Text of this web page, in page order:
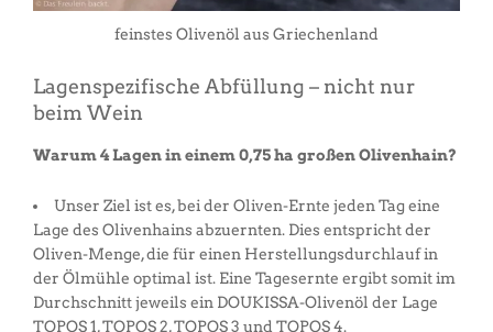
feinstes Olivenöl aus Griechenland
Lagenspezifische Abfüllung – nicht nur
beim Wein
Warum 4 Lagen in einem 0,75 ha großen Olivenhain?
Unser Ziel ist es, bei der Oliven-Ernte jeden Tag eine
Lage des Olivenhains abzuernten. Dies entspricht der
Oliven-Menge, die für einen Herstellungsdurchlauf in
der Ölmühle optimal ist. Eine Tagesernte ergibt somit im
Durchschnitt jeweils ein DOUKISSA-Olivenöl der Lage
TOPOS 1, TOPOS 2, TOPOS 3 und TOPOS 4.